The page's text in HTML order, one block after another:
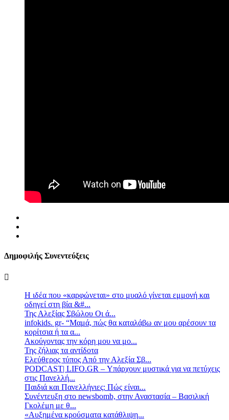
Δημοφιλής Συνεντεύξεις
Η ιδέα που «καρφώνεται» στο μυαλό γίνεται εμμονή και
οδηγεί στη βία &#...
Της Αλεξίας Σβώλου Οι ά...
infokids. gr- “Μαμά, πώς θα καταλάβω αν μου αρέσουν τα
κορίτσια ή τα α...
Ακούγοντας την κόρη μου να μο...
Της ζήλιας τα αντίδοτα
Ελεύθερος τύπος Από την Αλεξία Σβ...
PODCAST| LIFO.GR – Υπάρχουν μυστικά για να πετύχεις
στις Πανελλή...
Παιδιά και Πανελλήνιες: Πώς είναι...
Συνέντευξη στο newsbomb, στην Αναστασία – Βασιλική
Γκολέμη με θ...
«Αυξημένα κρούσματα κατάθλιψη...